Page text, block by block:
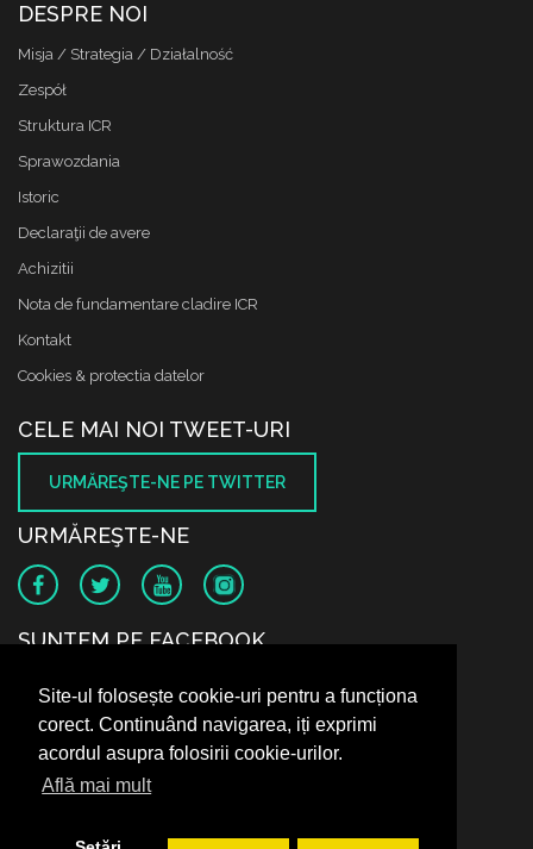
Site-ul folosește cookie-uri pentru a funcționa
corect. Continuând navigarea, iți exprimi
acordul asupra folosirii cookie-urilor.
Află mai mult
DESPRE NOI
Misja / Strategia / Działalność
Zespół
Struktura ICR
Sprawozdania
Istoric
Declaraţii de avere
Achizitii
Nota de fundamentare cladire ICR
Kontakt
Cookies & protectia datelor
CELE MAI NOI TWEET-URI
URMĂREŞTE-NE PE TWITTER
URMĂREŞTE-NE
SUNTEM PE FACEBOOK